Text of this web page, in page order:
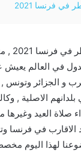
في فرنسا 2021
في العالم يعيش
و الجزائر
الاصلية ,
صلاة العيد
الاقارب في فرنسا
لهذا اليوم